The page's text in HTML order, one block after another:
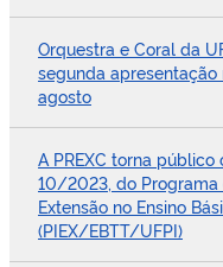
Orquestra e Coral da
segunda apresentação
agosto
A PREXC torna público
10/2023, do Programa
Extensão no Ensino
(PIEX/EBTT/UFPI)